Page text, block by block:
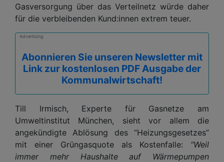
Gasversorgung über das Verteilnetz würde daher
für die verbleibenden Kund:innen extrem teuer.
Advertising
Abonnieren Sie unseren Newsletter mit
Link zur kostenlosen PDF Ausgabe der
Kommunalwirtschaft!
Till Irmisch, Experte für Gasnetze am
Umweltinstitut München, sieht vor allem die
angekündigte Ablösung des “Heizungsgesetzes”
mit einer Grüngasquote als Kostenfalle: “Weil
immer mehr Haushalte auf Wärmepumpen